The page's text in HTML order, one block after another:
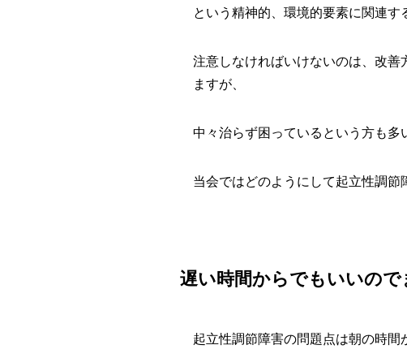
という精神的、環境的要素に関連す
注意しなければいけないのは、改
ますが、
中々治らず困っているという方も多
当会ではどのようにして起立性調節
遅い時間からでもいいの
起立性調節障害の問題点は朝の時間